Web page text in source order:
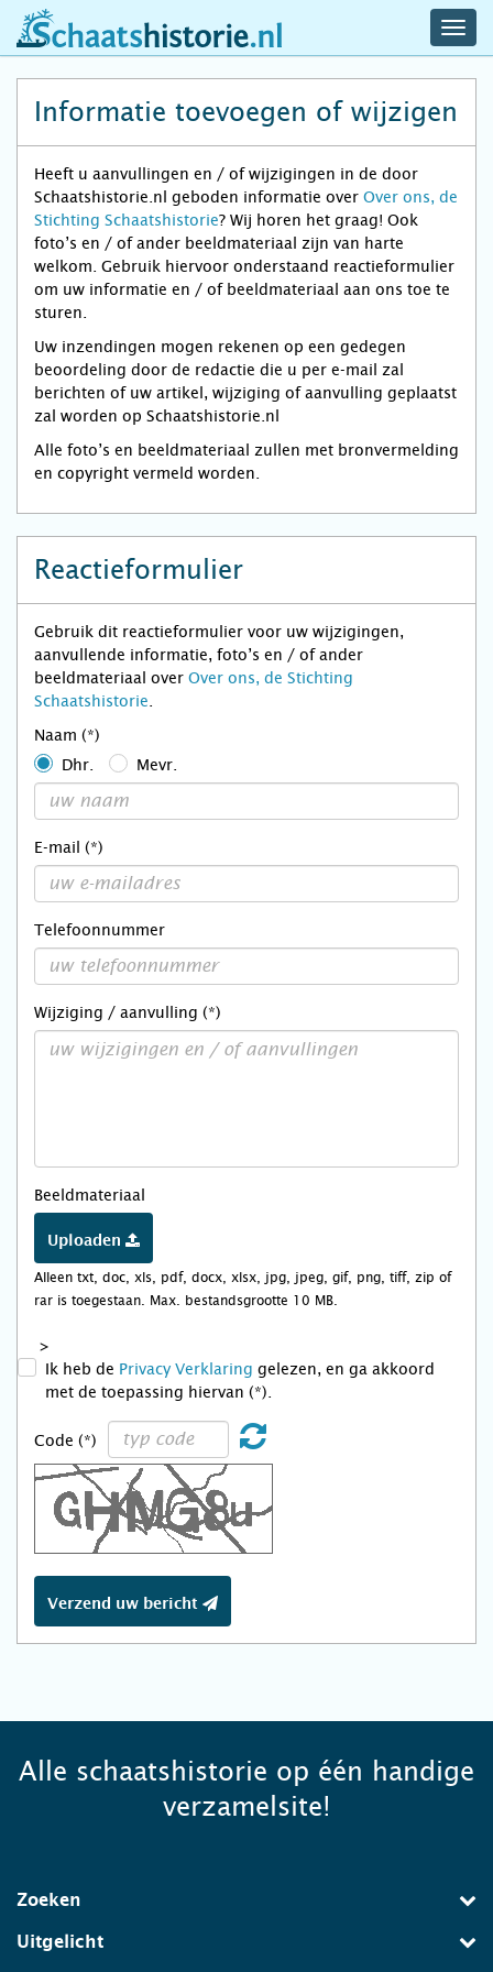
schaatshistorie.nl
Informatie toevoegen of wijzigen
Heeft u aanvullingen en / of wijzigingen in de door
Schaatshistorie.nl geboden informatie over Over ons, de
Stichting Schaatshistorie? Wij horen het graag! Ook
foto’s en / of ander beeldmateriaal zijn van harte
welkom. Gebruik hiervoor onderstaand reactieformulier
om uw informatie en / of beeldmateriaal aan ons toe te
sturen.
Uw inzendingen mogen rekenen op een gedegen
beoordeling door de redactie die u per e-mail zal
berichten of uw artikel, wijziging of aanvulling geplaatst
zal worden op Schaatshistorie.nl
Alle foto’s en beeldmateriaal zullen met bronvermelding
en copyright vermeld worden.
Reactieformulier
Gebruik dit reactieformulier voor uw wijzigingen,
aanvullende informatie, foto’s en / of ander
beeldmateriaal over Over ons, de Stichting
Schaatshistorie
Naam (*)
Dhr.
Mevr.
E-mail (*)
Telefoonnummer
Wijziging / aanvulling (*)
Beeldmateriaal
Uploaden
Alleen txt, doc, xls, pdf, docx, xlsx, jpg, jpeg, gif, png, tiff, zip of
rar is toegestaan. Max. bestandsgrootte 10 MB.
>
Ik heb de Privacy Verklaring gelezen, en ga akkoord
met de toepassing hiervan (*).
Code (*)
Verzend uw bericht
Alle schaatshistorie op één handige
verzamelsite!
Zoeken
Uitgelicht